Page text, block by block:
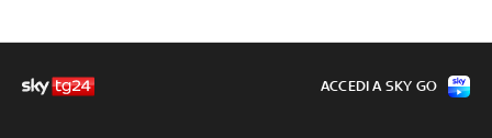
ACCEDI A SKY GO